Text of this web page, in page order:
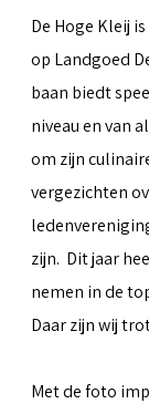
De Hoge Kleij
op Landgoed
baan biedt
niveau en van
om zijn
vergezichten
zijn. Dit jaar
nemen in de
Daar zijn wij
Met de foto